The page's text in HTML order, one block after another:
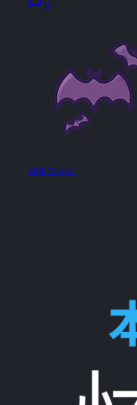
0
ゆきちゃん